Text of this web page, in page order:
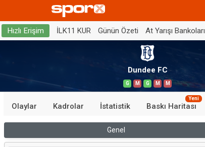
Hızlı Erişim İLK11 KUR Günün Özeti At Yarışı Bankoları
Dundee FC
G M G M M
Olaylar Kadrolar İstatistik Baskı Haritası
Yeni
Genel